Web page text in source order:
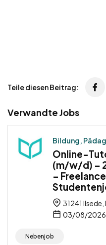
Teile diesen Beitrag:
Verwandte Jobs
Bildung,
Online-
(m/w/d) –
–
31241
03/08/2026
Nebenjob